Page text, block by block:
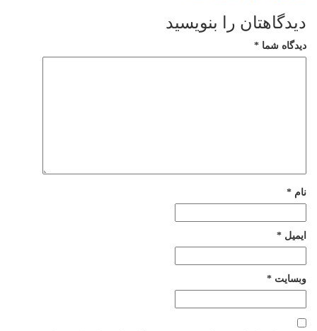
دیدگاهتان را بنویسید
دیدگاه شما *
نام *
ایمیل *
وبسایت *